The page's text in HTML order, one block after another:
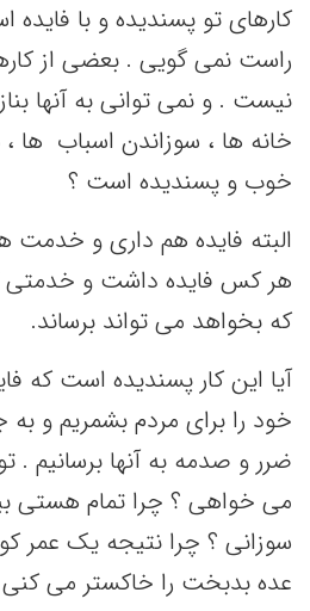
کارهای تو پسندیده و با
راست نمی گویی . بعضی از
نیست . و نمی توانی به آنها
خانه ها ، سوزاندن اسباب ها ،
خوب و پسندیده است ؟
البته فایده هم داری و خدمت
هر کس فایده داشت و خدمتی
که بخواهد می تواند برساند.
آیا این کار پسندیده است که
خود را برای مردم بشمریم و به
ضرر و صدمه به آنها برسانیم .
می خواهی ؟ چرا تمام هستی
سوزانی ؟ چرا نتیجه یک
عده بدبخت را خاکستر می